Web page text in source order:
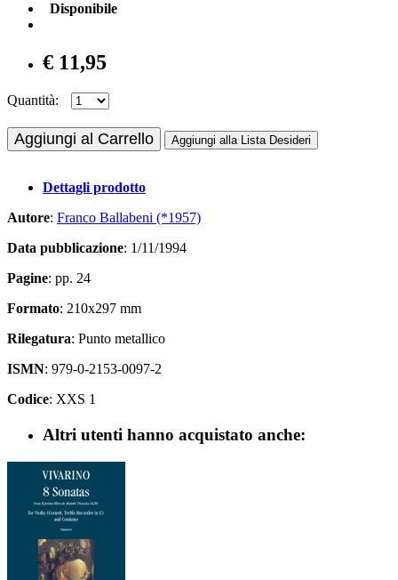
Disponibile
€ 11,95
Quantità:
Aggiungi al Carrello Aggiungi alla Lista Desideri
Dettagli prodotto
Autore: Franco Ballabeni (*1957)
Data pubblicazione: 1/11/1994
Pagine: pp. 24
Formato: 210x297 mm
Rilegatura: Punto metallico
ISMN: 979-0-2153-0097-2
Codice: XXS 1
Altri utenti hanno acquistato anche: